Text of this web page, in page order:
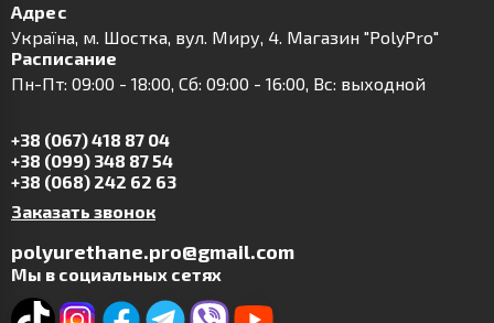
Адрес
Українa, м. Шостка, вул. Миру, 4. Магазин "PolyPro"
Расписание
Пн-Пт: 09:00 - 18:00, Сб: 09:00 - 16:00, Вс: выходной
+38 (067) 418 87 04
+38 (099) 348 87 54
+38 (068) 242 62 63
Заказать звонок
polyurethane.pro@gmail.com
Мы в социальных сетях